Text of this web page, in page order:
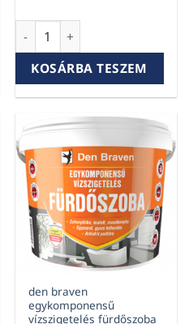
szálerősített vízszigetelő
DEN BIT BITUMENES
KOSÁRBA TESZEM
den braven
egykomponensű
vízszigetelés fürdőszoba